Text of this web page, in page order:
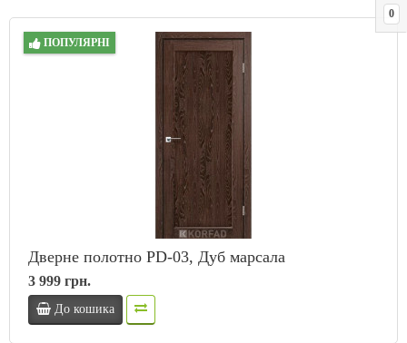
0
ПОПУЛЯРНІ
Дверне полотно PD-03, Дуб марсала
3 999 грн.
До кошика